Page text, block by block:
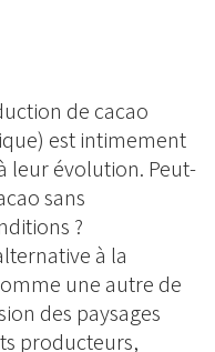
de cacao
est intimement
leur évolution. Peut-
sans
?
à la
une autre de
des paysages
producteurs,